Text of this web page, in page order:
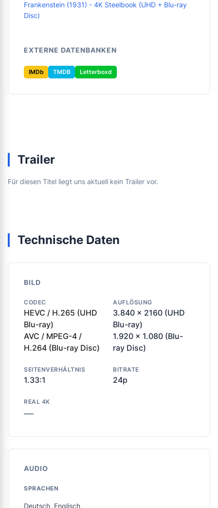
Frankenstein (1931) - 4K Steelbook (UHD + Blu-ray
Disc)
EXTERNE DATENBANKEN
IMDb TMDB Letterboxd
Trailer
Für diesen Titel liegt uns aktuell kein Trailer vor.
Technische Daten
BILD
CODEC
HEVC / H.265 (UHD
Blu-ray)
AVC / MPEG-4 /
H.264 (Blu-ray Disc)
AUFLÖSUNG
3.840 x 2160 (UHD
Blu-ray)
1.920 x 1.080 (Blu-
ray Disc)
SEITENVERHÄLTNIS
1.33:1
BITRATE
24p
REAL 4K
—
AUDIO
SPRACHEN
Deutsch, Englisch